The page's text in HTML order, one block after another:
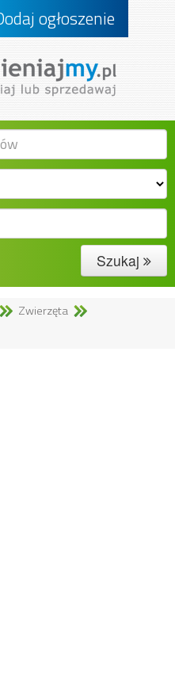
ogłoszenie
Szukaj
Zwierzęta